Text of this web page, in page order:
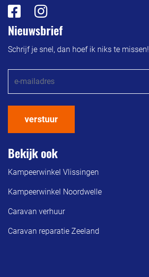
Nieuwsbrief
Schrijf je snel, dan hoef ik niks te missen!
verstuur
Bekijk ook
Kampeerwinkel Vlissingen
Kampeerwinkel Noordwelle
Caravan verhuur
Caravan reparatie Zeeland